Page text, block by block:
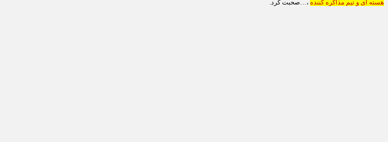
هسته ای و تیم مذاکره کننده ،…صحبت کرد.